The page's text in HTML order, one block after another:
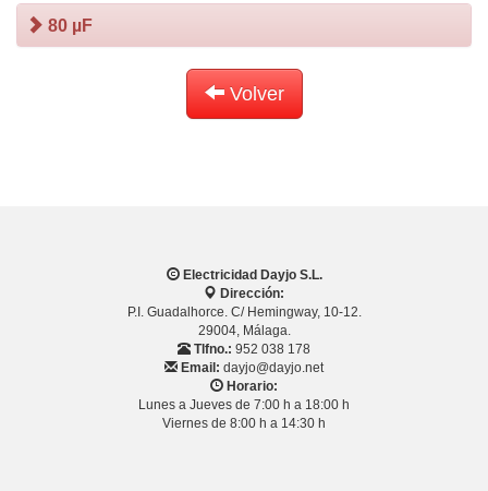
80 µF
Volver
Electricidad Dayjo S.L.
Dirección:
P.I. Guadalhorce. C/ Hemingway, 10-12.
29004, Málaga.
Tlfno.: 952 038 178
Email: dayjo@dayjo.net
Horario:
Lunes a Jueves de 7:00 h a 18:00 h
Viernes de 8:00 h a 14:30 h